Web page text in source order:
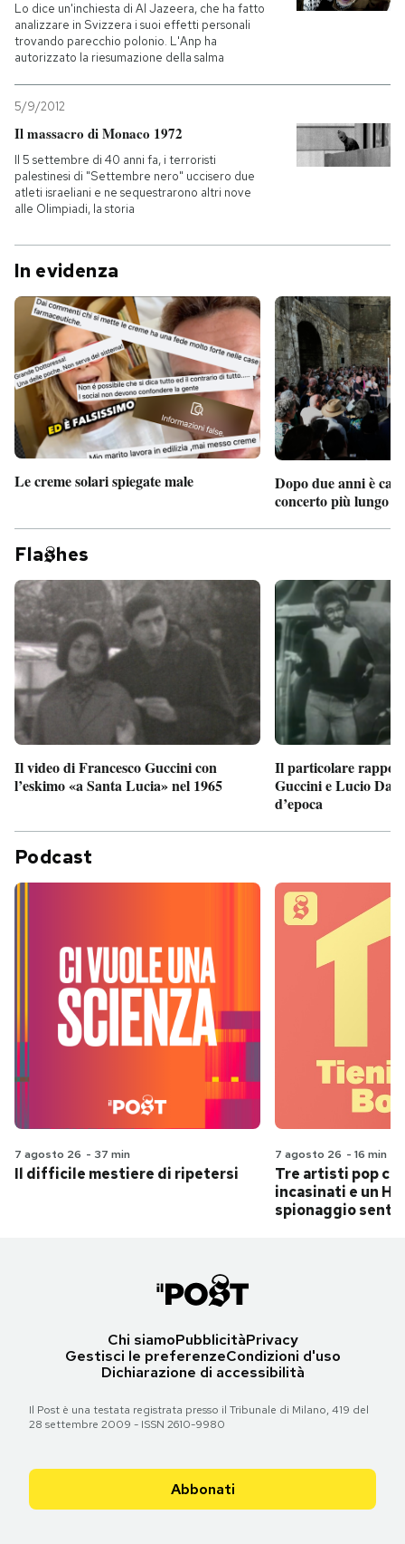
Lo dice un'inchiesta di Al Jazeera, che ha fatto
analizzare in Svizzera i suoi effetti personali
trovando parecchio polonio. L'Anp ha
autorizzato la riesumazione della salma
5/9/2012
Il massacro di Monaco 1972
Il 5 settembre di 40 anni fa, i terroristi
palestinesi di "Settembre nero" uccisero due
atleti israeliani e ne sequestrarono altri nove
alle Olimpiadi, la storia
In evidenza
Le creme solari spiegate male
Dopo due anni è
concerto più lungo
Fla hes
Il video di Francesco Guccini con
l’eskimo «a Santa Lucia» nel 1965
Il particolare
Guccini e Lucio
d’epoca
Podcast
7 agosto 26 - 37 min
Il difficile mestiere di ripetersi
7 agosto 26 - 16 min
Tre artisti pop
incasinati e un
spionaggio
Chi siamoPubblicitàPrivacy
Gestisci le preferenzeCondizioni d'uso
Dichiarazione di accessibilità
Il Post è una testata registrata presso il Tribunale di Milano, 419 del
28 settembre 2009 - ISSN 2610-9980
Abbonati